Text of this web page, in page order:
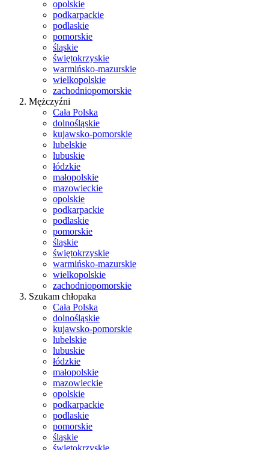
opolskie
podkarpackie
podlaskie
pomorskie
śląskie
świętokrzyskie
warmińsko-mazurskie
wielkopolskie
zachodniopomorskie
Mężczyźni
Cała Polska
dolnośląskie
kujawsko-pomorskie
lubelskie
lubuskie
łódzkie
małopolskie
mazowieckie
opolskie
podkarpackie
podlaskie
pomorskie
śląskie
świętokrzyskie
warmińsko-mazurskie
wielkopolskie
zachodniopomorskie
Szukam chłopaka
Cała Polska
dolnośląskie
kujawsko-pomorskie
lubelskie
lubuskie
łódzkie
małopolskie
mazowieckie
opolskie
podkarpackie
podlaskie
pomorskie
śląskie
świętokrzyskie